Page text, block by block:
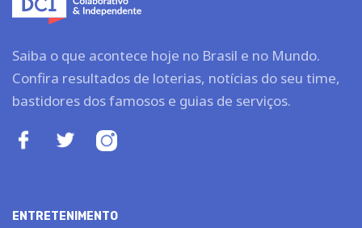
Saiba o que acontece hoje no Brasil e no Mundo.
Confira resultados de loterias, notícias do seu time,
bastidores dos famosos e guias de serviços.
ENTRETENIMENTO